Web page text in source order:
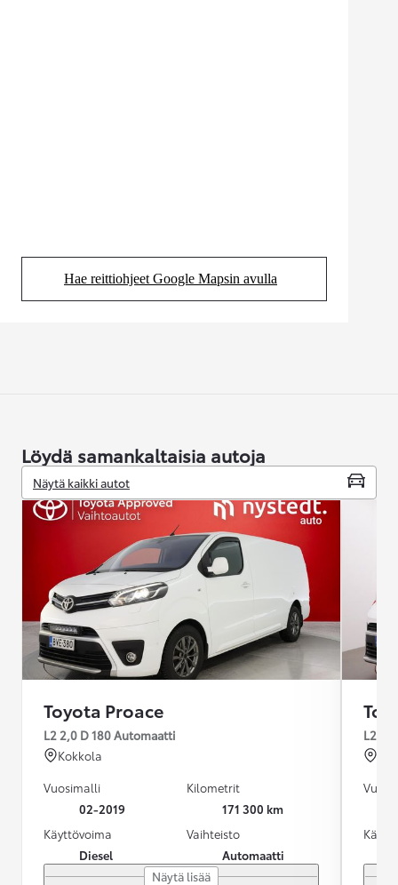
Hae reittiohjeet Google Mapsin avulla
(Aukeaa uudessa välilehdessä)
Löydä samankaltaisia autoja
Näytä kaikki autot
Toyota Proace
L2 2,0 D 180 Automaatti
Kokkola
Vuosimalli
02-2019
Kilometrit
171 300 km
Käyttövoima
Diesel
Vaihteisto
Automaatti
Näytä lisää
L2